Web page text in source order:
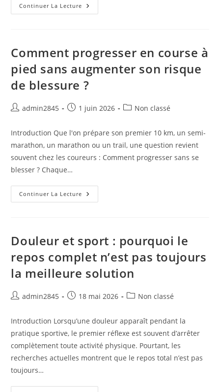
Continuer La Lecture Faut-
Il
Ce
Que
Disent
Les
Données
Scientifiques
Comment progresser en course à
pied sans augmenter son risque
de blessure ?
Auteur/autrice
la
publication :
admin2845
Publication
1 juin 2026
PostNon classé
Introduction Que l'on prépare son premier 10 km, un semi-
marathon, un marathon ou un trail, une question revient
souvent chez les coureurs : Comment progresser sans se
blesser ? Chaque…
Continuer La Lecture Comment
Progresser
Augmenter
Son
Risque
De
Blessure
Douleur et sport : pourquoi le
repos complet n’est pas toujours
la meilleure solution
Auteur/autrice
la
publication :
admin2845
Publication
18 mai 2026
PostNon classé
Introduction Lorsqu’une douleur apparaît pendant la
pratique sportive, le premier réflexe est souvent d’arrêter
complètement toute activité physique. Pourtant, les
recherches actuelles montrent que le repos total n’est pas
toujours…